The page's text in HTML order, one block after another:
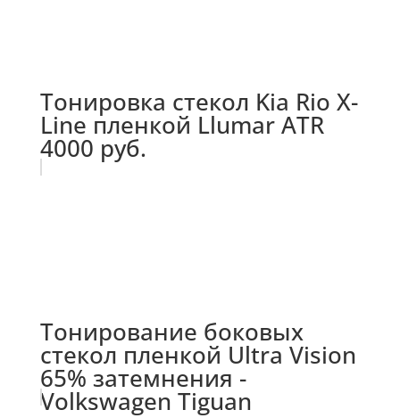
Тонировка стекол Kia Rio X-
Line пленкой Llumar ATR
4000 руб.
Тонирование боковых
стекол пленкой Ultra Vision
65% затемнения -
Volkswagen Tiguan